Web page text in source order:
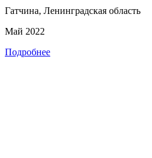
Гатчина, Ленинградская область
Май 2022
Подробнее